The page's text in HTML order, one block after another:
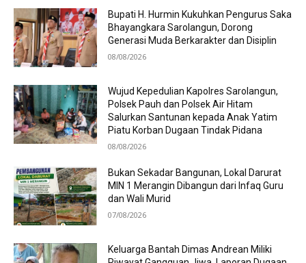
Bupati H. Hurmin Kukuhkan Pengurus Saka
Bhayangkara Sarolangun, Dorong
Generasi Muda Berkarakter dan Disiplin
08/08/2026
Wujud Kepedulian Kapolres Sarolangun,
Polsek Pauh dan Polsek Air Hitam
Salurkan Santunan kepada Anak Yatim
Piatu Korban Dugaan Tindak Pidana
08/08/2026
Bukan Sekadar Bangunan, Lokal Darurat
MIN 1 Merangin Dibangun dari Infaq Guru
dan Wali Murid
07/08/2026
Keluarga Bantah Dimas Andrean Miliki